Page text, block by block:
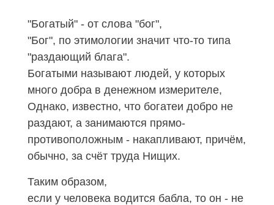
"Богатый" - от слова "бог",
"Бог", по этимологии значит что-то типа
"раздающий блага".
Богатыми называют людей, у которых
много добра в денежном измерителе,
Однако, известно, что богатеи добро не
раздают, а занимаются прямо-
противоположным - накапливают, причём,
обычно, за счёт труда Нищих.
Таким образом,
если у человека водится бабла, то он - не